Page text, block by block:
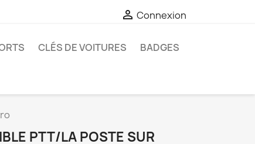
 Connexion
CLÉS DE VOITURES
BADGES
PTT/LA POSTE SUR